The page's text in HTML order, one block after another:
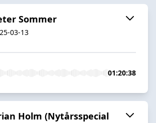
Sommer
03-13
01:20:38
Holm (Nytårsspecial